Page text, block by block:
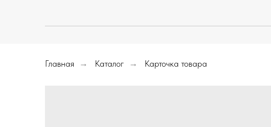
Главная → Каталог → Карточка товара